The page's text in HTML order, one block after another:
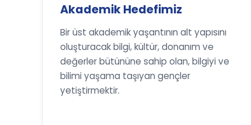
Akademik Hedefimiz
Bir üst akademik yaşantının alt yapısını
oluşturacak bilgi, kültür, donanım ve
değerler bütününe sahip olan, bilgiyi ve
bilimi yaşama taşıyan gençler
yetiştirmektir.